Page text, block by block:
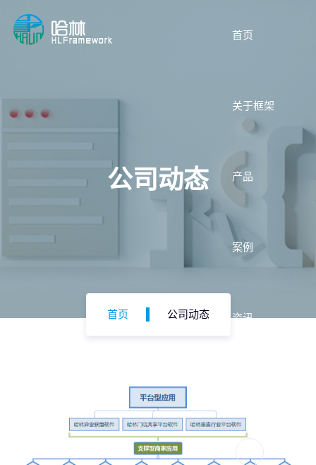
首页
关于框架
产品
案例
资讯
公司动态
首页 公司动态